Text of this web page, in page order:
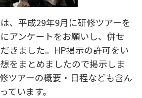
、平成29年9月に研修ツアーを
アンケートをお願いし、併せ
きました。HP掲示の許可をい
をまとめましたので掲示しま
ツアーの概要・日程なども含ん
ています。